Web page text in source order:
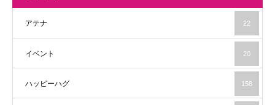
アテナ 22
イベント 20
ハッピーハグ 158